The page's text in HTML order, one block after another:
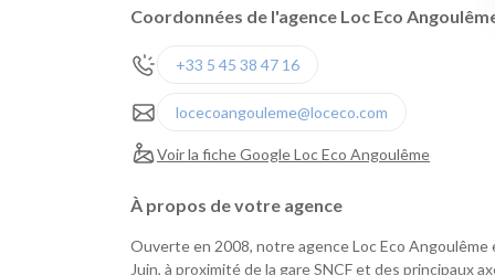
Coordonnées de l'agence Loc Eco
+33 5 45 38 47 16
locecoangouleme@loceco.com
Voir la fiche Google Loc Eco Angoulême
À propos de votre agence
Ouverte en 2008, notre agence Loc Eco
Juin, à proximité de la gare SNCF et des principaux